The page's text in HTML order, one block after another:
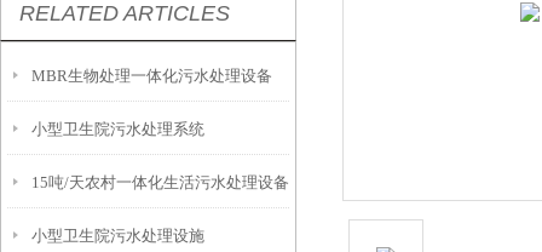
RELATED ARTICLES
MBR生物处理一体化污水处理设备
小型卫生院污水处理系统
15吨/天农村一体化生活污水处理设备
小型卫生院污水处理设施